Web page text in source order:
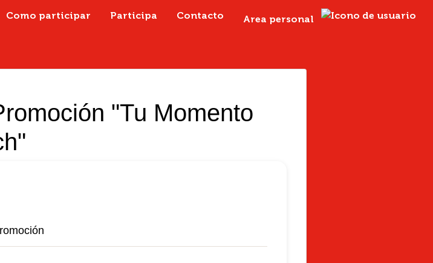
Como participar Participa Contacto Area personal
"Tu Momento